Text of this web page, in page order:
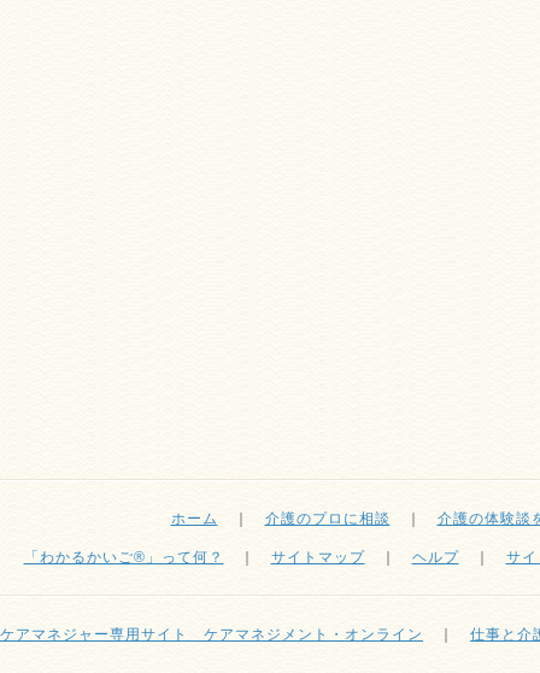
ホーム 介護のプロに相談 介護の体験談
「わかるかいご®」って何？ サイトマップ｜ ヘルプ｜ サ
ケアマネジャー専用サイト ケアマネジメント・オンライン 仕事と介